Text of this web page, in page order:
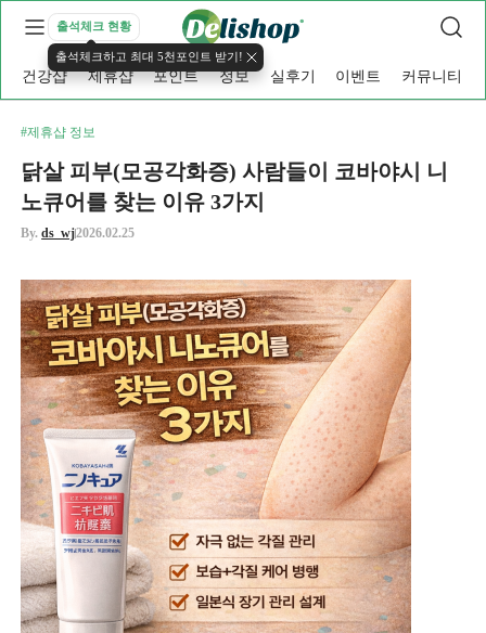
출석체크 현황
출석체크하고 최대 5천포인트 받기!
건강샵 제휴샵 포인트 정보 실후기 이벤트 커뮤니티
#제휴샵 정보
닭살 피부(모공각화증) 사람들이 코바야시 니
노큐어를 찾는 이유 3가지
By.ds_wj2026.02.25